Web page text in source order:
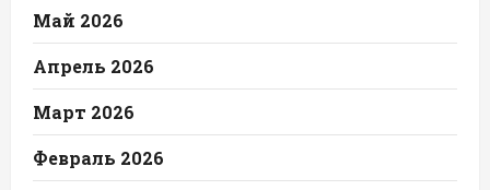
Май 2026
Апрель 2026
Март 2026
Февраль 2026